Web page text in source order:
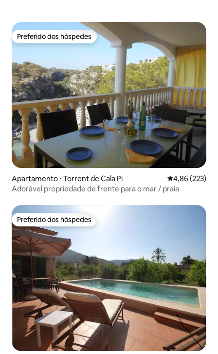
Preferido dos hóspedes
Preferido dos hóspedes
Apartamento ⋅ Torrent de Cala Pi 4,86 de uma
4,86 (223)
Adorável propriedade de frente para o mar / praia
Preferido dos hóspedes
Preferido dos hóspedes